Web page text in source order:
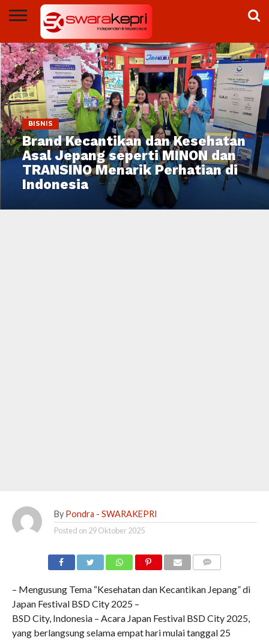
NEWS
DUNIA
SWARAKEPRI
TV
OPINI
PEMPROV
KEPRI
BP
BATAM
PEMKO
BATAM
BRIGHT
PLN
BATAM
DPRD
BATAM
ADVERTORIAL
BISNIS
Brand Kecantikan dan Kesehatan
Asal Jepang seperti MINON dan
TRANSINO Menarik Perhatian di
Indonesia
By Pondra - SWARAKEPRI
Posted on 29 Oktober 2025
– Mengusung Tema “Kesehatan dan Kecantikan Jepang” di
Japan Festival BSD City 2025 –
BSD City, Indonesia – Acara Japan Festival BSD City 2025,
yang berlangsung selama empat hari mulai tanggal 25